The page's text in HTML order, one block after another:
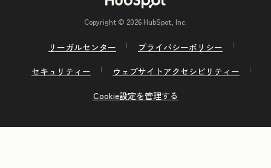
Copyright © 2026 HubSpot, Inc.
リーガルセンター
プライバシーポリシー
セキュリティー
ウェブサイトアクセシビリティー
Cookie設定を管理する